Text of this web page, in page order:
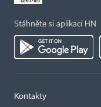
Stáhněte si aplikaci HN
Kontakty